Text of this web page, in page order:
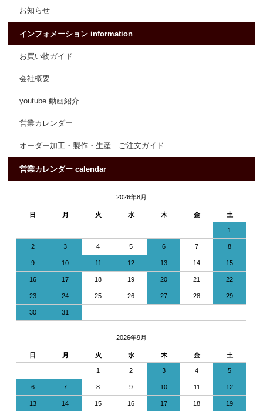
お知らせ
インフォメーション information
お買い物ガイド
会社概要
youtube 動画紹介
営業カレンダー
オーダー加工・製作・生産 ご注文ガイド
営業カレンダー calendar
2026年8月
日 月 火 水 木 金 土
1
2 3 4 5 6 7 8
9 10 11 12 13 14 15
16 17 18 19 20 21 22
23 24 25 26 27 28 29
30 31
2026年9月
日 月 火 水 木 金 土
1 2 3 4 5
6 7 8 9 10 11 12
13 14 15 16 17 18 19